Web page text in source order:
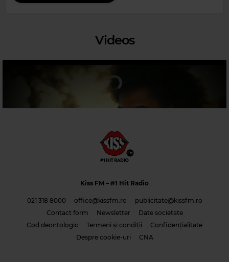
EIFFEL 65
Videos
Costi & Adrian Saguna & Benzol – Solo tu -1
Kiss FM – #1 Hit Radio
021 318 8000 office@kissfm.ro
publicitate@kissfm.ro
Contact form
Newsletter
Date societate
Cod deontologic
Termeni și condiții
Confidențialitate
Despre cookie-uri
CNA